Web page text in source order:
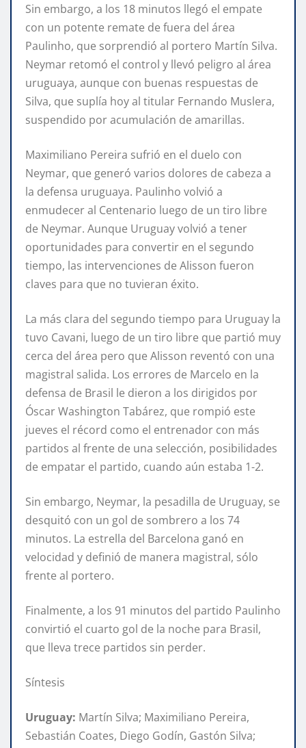
Sin embargo, a los 18 minutos llegó el empate
con un potente remate de fuera del área
Paulinho, que sorprendió al portero Martín Silva.
Neymar retomó el control y llevó peligro al área
uruguaya, aunque con buenas respuestas de
Silva, que suplía hoy al titular Fernando Muslera,
suspendido por acumulación de amarillas.
Maximiliano Pereira sufrió en el duelo con
Neymar, que generó varios dolores de cabeza a
la defensa uruguaya. Paulinho volvió a
enmudecer al Centenario luego de un tiro libre
de Neymar. Aunque Uruguay volvió a tener
oportunidades para convertir en el segundo
tiempo, las intervenciones de Alisson fueron
claves para que no tuvieran éxito.
La más clara del segundo tiempo para Uruguay la
tuvo Cavani, luego de un tiro libre que partió muy
cerca del área pero que Alisson reventó con una
magistral salida. Los errores de Marcelo en la
defensa de Brasil le dieron a los dirigidos por
Óscar Washington Tabárez, que rompió este
jueves el récord como el entrenador con más
partidos al frente de una selección, posibilidades
de empatar el partido, cuando aún estaba 1-2.
Sin embargo, Neymar, la pesadilla de Uruguay, se
desquitó con un gol de sombrero a los 74
minutos. La estrella del Barcelona ganó en
velocidad y definió de manera magistral, sólo
frente al portero.
Finalmente, a los 91 minutos del partido Paulinho
convirtió el cuarto gol de la noche para Brasil,
que lleva trece partidos sin perder.
Síntesis
Uruguay: Martín Silva; Maximiliano Pereira,
Sebastián Coates, Diego Godín, Gastón Silva;